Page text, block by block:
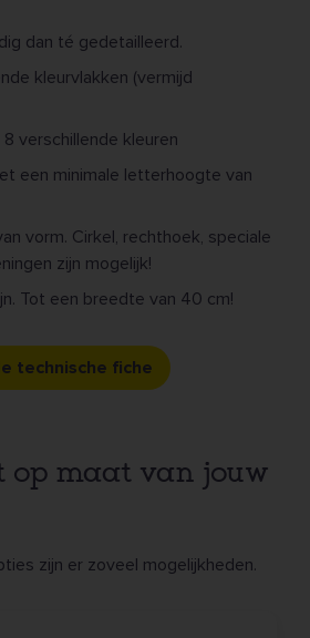
dan té gedetailleerd.
kleurvlakken (vermijd
verschillende kleuren
een minimale letterhoogte van
vorm. Cirkel, rechthoek, speciale
zijn mogelijk!
Tot een breedte van 40 cm!
technische fiche
op maat van jouw
zijn er zoveel mogelijkheden.